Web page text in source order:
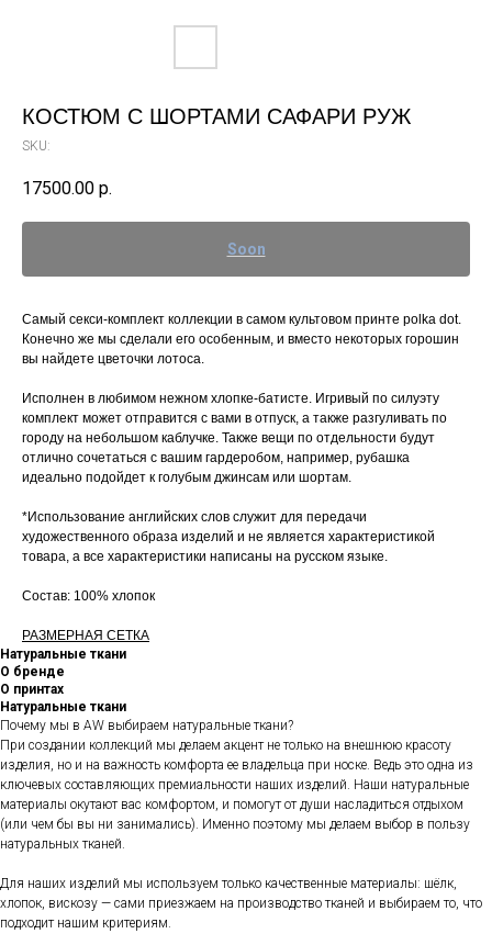
КОСТЮМ С ШОРТАМИ САФАРИ РУЖ
SKU:
17500.00 р.
Самый секси-комплект коллекции в самом культовом принте polka dot.
Конечно же мы сделали его особенным, и вместо некоторых горошин
вы найдете цветочки лотоса.
Исполнен в любимом нежном хлопке-батисте. Игривый по силуэту
комплект может отправится с вами в отпуск, а также разгуливать по
городу на небольшом каблучке. Также вещи по отдельности будут
отлично сочетаться с вашим гардеробом, например, рубашка
идеально подойдет к голубым джинсам или шортам.
*Использование английских слов служит для передачи
художественного образа изделий и не является характеристикой
товара, а все характеристики написаны на русском языке.
Состав: 100% хлопок
РАЗМЕРНАЯ СЕТКА
Натуральные ткани
О бренде
О принтах
Натуральные ткани
Почему мы в AW выбираем натуральные ткани?
При создании коллекций мы делаем акцент не только на внешнюю красоту
изделия, но и на важность комфорта ее владельца при носке. Ведь это одна из
ключевых составляющих премиальности наших изделий. Наши натуральные
материалы окутают вас комфортом, и помогут от души насладиться отдыхом
(или чем бы вы ни занимались). Именно поэтому мы делаем выбор в пользу
натуральных тканей.
Для наших изделий мы используем только качественные материалы: шёлк,
хлопок, вискозу — сами приезжаем на производство тканей и выбираем то, что
подходит нашим критериям.